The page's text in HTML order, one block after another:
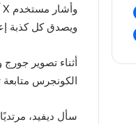
ويصدق كل كذبة
أثناء تصوير
الكونجرس
سأل ديفيد،